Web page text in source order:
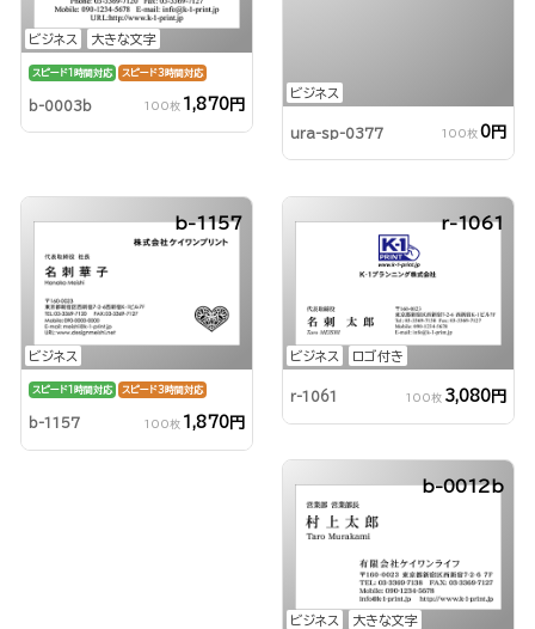
ビジネス 大きな文字
スピード1時間対応 スピード3時間対応
b-0003b 100枚 1,870円
ビジネス
ura-sp-0377 100枚 0円
ビジネス
b-1157
スピード1時間対応 スピード3時間対応
b-1157 100枚 1,870円
ビジネス ロゴ付き
r-1061
r-1061 100枚 3,080円
ビジネス 大きな文字
b-0012b